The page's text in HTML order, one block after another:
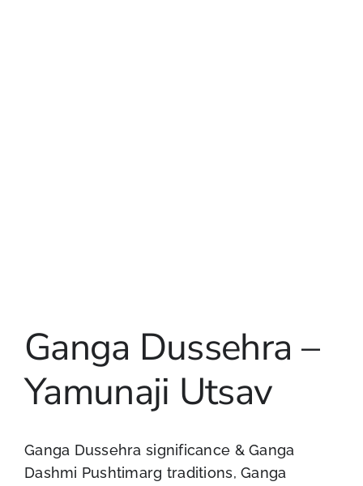
Ganga Dussehra –
Yamunaji Utsav
Ganga Dussehra significance & Ganga
Dashmi Pushtimarg traditions, Ganga